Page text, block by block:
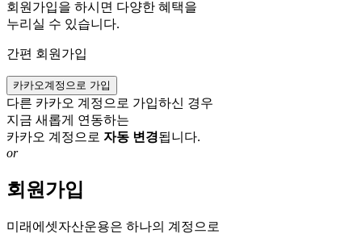
회원가입을 하시면 다양한 혜택을
누리실 수 있습니다.
간편 회원가입
카카오계정으로 가입
다른 카카오 계정으로 가입하신 경우
지금 새롭게 연동하는
카카오 계정으로 자동 변경됩니다.
or
회원가입
미래에셋자산운용은 하나의 계정으로